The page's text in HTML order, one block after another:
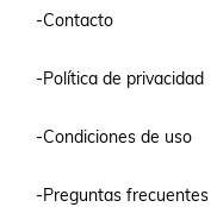
-Contacto
-Política de privacidad
-Condiciones de uso
-Preguntas frecuentes